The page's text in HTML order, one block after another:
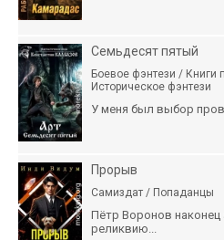
Семьдесят пятый
Боевое фэнтези /
Историческое фэнтези
У меня был выбор
Прорыв
Самиздат / Попаданцы
Пётр Воронов
реликвию...